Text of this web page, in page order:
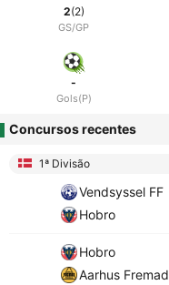
2(2)
GS/GP
-
Gols(P)
Concursos recentes
1ª Divisão
Vendsyssel FF
Hobro
Hobro
Aarhus Fremad